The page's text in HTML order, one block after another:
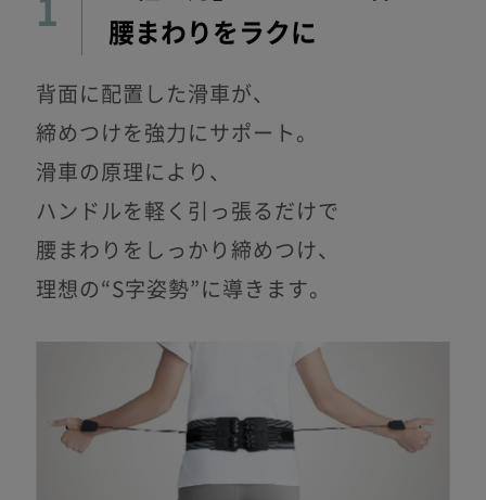
1
腰まわりをラクに
背面に配置した滑車が、
締めつけを強力にサポート。
滑車の原理により、
ハンドルを軽く引っ張るだけで
腰まわりをしっかり締めつけ、
理想の“S字姿勢”に導きます。